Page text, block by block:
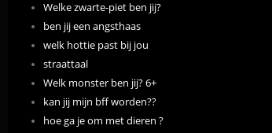
Welke zwarte-piet ben jij?
ben jij een angsthaas
welk hottie past bij jou
straattaal
Welk monster ben jij? 6+
kan jij mijn bff worden??
hoe ga je om met dieren ?